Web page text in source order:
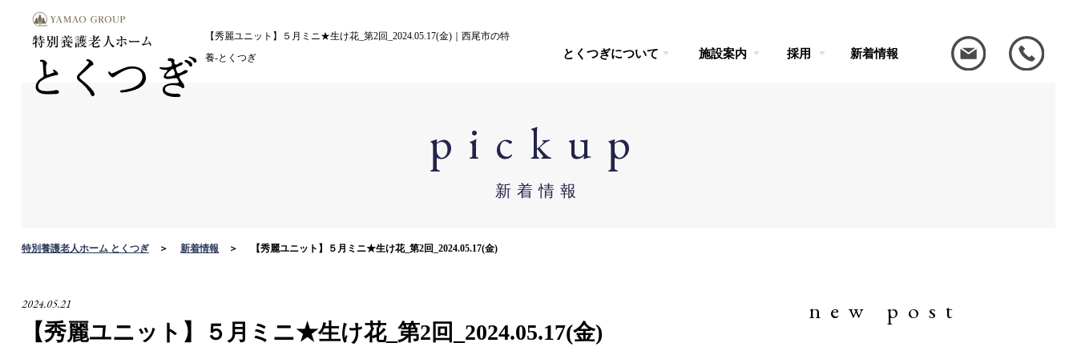
【秀麗ユニット】５月ミニ★生け花_第2回_2024.05.17(金)｜西尾市の特
養-とくつぎ
とくつぎについて 施設案内 採用 新着情報
pickup
新着情報
特別養護老人ホーム とくつぎ 新着情報 【秀麗ユニット】５月ミニ★生け花_第2回_2024.05.17(金)
2024.05.21
【秀麗ユニット】５月ミニ★生け花_第2回_2024.05.17(金)
new post